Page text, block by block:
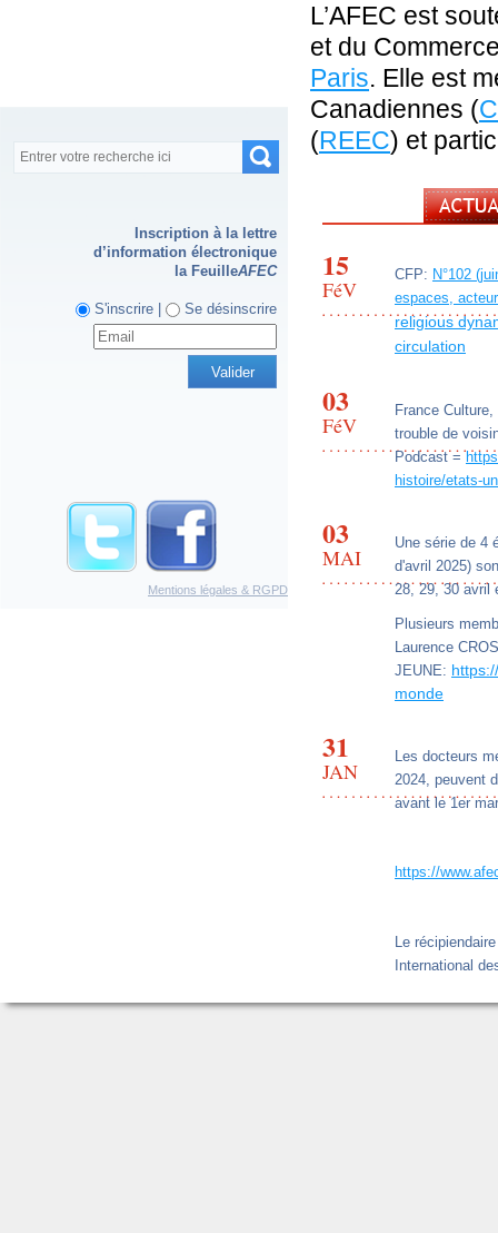
L’AFEC est
et du
Paris. Elle est
Canadiennes (
(REEC) et
Formulaire de recherche
Recherche
Inscription à la lettre
d’information électronique
la FeuilleAFEC
S'inscrire | Se désinscrire
Mentions légales & RGPD
15
FéV
CFP: N°102
espaces,
religious
circulation
03
FéV
France
trouble de
Podcast =
histoire/etats-
03
MAI
Une série de 4
d'avril 2025)
28, 29, 30 avril
Plusieurs
Laurence
JEUNE:
monde
31
JAN
Les docteurs
2024, peuvent
avant le 1er
https://
Le
International